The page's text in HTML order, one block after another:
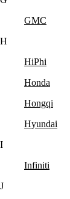
GMC
H
HiPhi
Honda
Hongqi
Hyundai
I
Infiniti
J